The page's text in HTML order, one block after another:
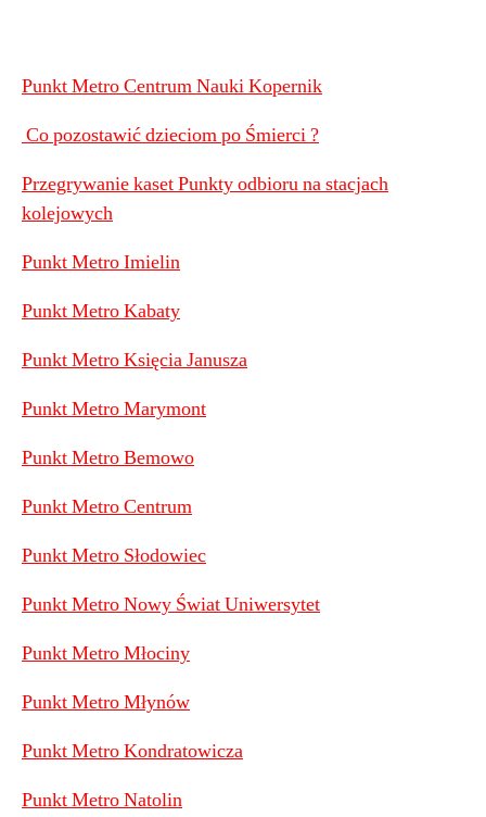
Punkt Metro Centrum Nauki Kopernik
Co pozostawić dzieciom po Śmierci ?
Przegrywanie kaset Punkty odbioru na stacjach
kolejowych
Punkt Metro Imielin
Punkt Metro Kabaty
Punkt Metro Księcia Janusza
Punkt Metro Marymont
Punkt Metro Bemowo
Punkt Metro Centrum
Punkt Metro Słodowiec
Punkt Metro Nowy Świat Uniwersytet
Punkt Metro Młociny
Punkt Metro Młynów
Punkt Metro Kondratowicza
Punkt Metro Natolin